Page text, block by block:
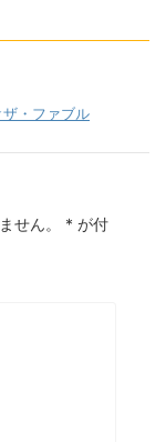
・ファブル
せん。 * が付